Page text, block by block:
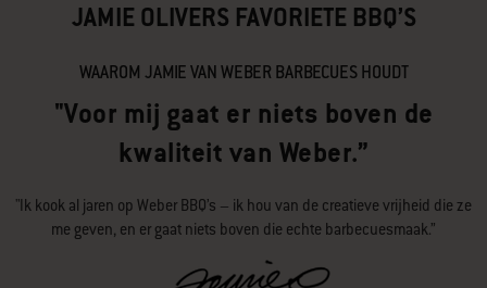
JAMIE OLIVERS FAVORIETE BBQ’S
WAAROM JAMIE VAN WEBER BARBECUES HOUDT
"Voor mij gaat er niets boven de
kwaliteit van Weber.”
"Ik kook al jaren op Weber BBQ’s – ik hou van de creatieve vrijheid die ze
me geven, en er gaat niets boven die echte barbecuesmaak.”